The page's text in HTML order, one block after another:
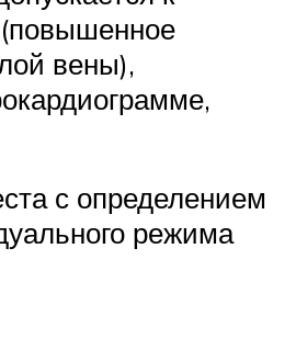
(повышенное
вены),
с определением
режима